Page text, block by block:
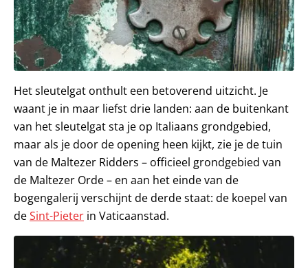
Het sleutelgat onthult een betoverend uitzicht. Je
waant je in maar liefst drie landen: aan de buitenkant
van het sleutelgat sta je op Italiaans grondgebied,
maar als je door de opening heen kijkt, zie je de tuin
van de Maltezer Ridders – officieel grondgebied van
de Maltezer Orde – en aan het einde van de
bogengalerij verschijnt de derde staat: de koepel van
deSint-Pieter in Vaticaanstad.